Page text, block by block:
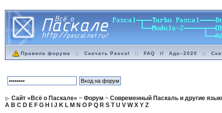
Правила форума :: Скачать Pascal :: FAQ // Ада–2020 ::
Сайт «Всё о Паскале» > Форум > Современный Паскаль и другие
A B C D E F G H J K L M N O P Q R S T U V W X Y Z